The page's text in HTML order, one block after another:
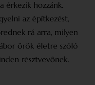
érkezik hozzánk.
az építkezést,
rá arra, milyen
örök életre szóló
résztvevőnek.